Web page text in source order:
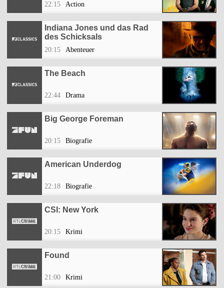
22:15 Action
Indiana Jones und das Rad
des Schicksals
20:15 Abenteuer
The Beach
22:44 Drama
Big George Foreman
20:15 Biografie
American Underdog
22:18 Biografie
CSI: New York
20:15 Krimi
Found
21:00 Krimi